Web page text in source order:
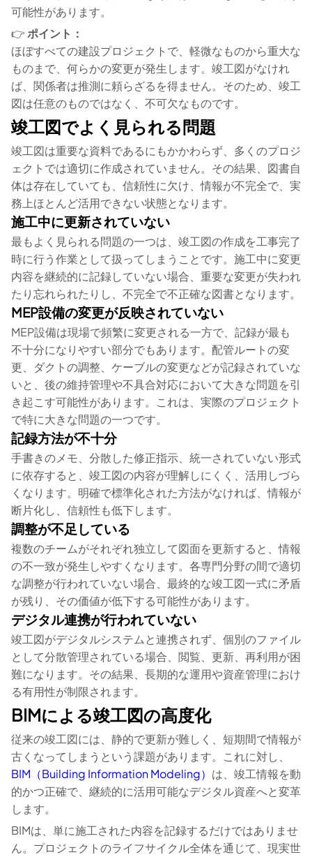
可能性があります。
👉ポイント：
ほぼすべての建設プロジェクトで、軽微なものから重大な
ものまで、何らかの変更が発生します。竣工図がなけれ
ば、関係者は推測に頼らざるを得ません。そのため、竣工
図は任意のものではなく、不可欠なものです。
竣工図でよく見られる問題
竣工図は重要な資料であるにもかかわらず、多くのプロジ
ェクトでは適切に作成されていません。その結果、図書自
体は存在していても、信頼性に欠け、情報が不完全で、実
務上ほとんど活用できない状態となります。
施工中に更新されていない
最もよく見られる問題の一つは、竣工図の作成を工事完了
時に行う作業として扱ってしまうことです。施工中に変更
内容を継続的に記録していない場合、重要な変更が失われ
たり忘れられたりし、不完全で不正確な図書となります。
MEP設備の変更が反映されていない
MEP設備は現場で頻繁に変更される一方で、記録が最も
不十分になりやすい部分でもあります。配管ルートの変
更、ダクトの調整、ケーブルの変更などが記録されていな
いと、後の維持管理や不具合対応において大きな問題を引
き起こす可能性があります。これは、実際のプロジェクト
で特に大きな問題の一つです。
記録方法が不十分
手書きのメモ、分散した修正指示、統一されていない形式
に依存すると、竣工図の内容が理解しにくく、活用しづら
くなります。明確で標準化された方法がなければ、情報が
断片化し、信頼性も低下します。
調整が不足している
複数のチームがそれぞれ独立して図面を更新すると、情報
の不一致が発生しやすくなります。各専門分野の間で適切
な調整が行われていない場合、最終的な竣工図一式に矛盾
が残り、その価値が低下する可能性があります。
デジタル連携が行われていない
竣工図がデジタルシステムと連携されず、個別のファイル
として分散管理されている場合、閲覧、更新、再利用が困
難になります。その結果、長期的な運用や資産管理におけ
る有用性が制限されます。
BIMによる竣工図の高度化
従来の竣工図には、静的で更新が難しく、短期間で情報が
古くなってしまうという課題があります。これに対し、
BIM（Building Information Modeling） は、竣工情報を動
的かつ正確で、継続的に活用可能なデジタル資産へと変革
します。
BIMは、単に施工された内容を記録するだけではありませ
ん。プロジェクトのライフサイクル全体を通じて、現実世